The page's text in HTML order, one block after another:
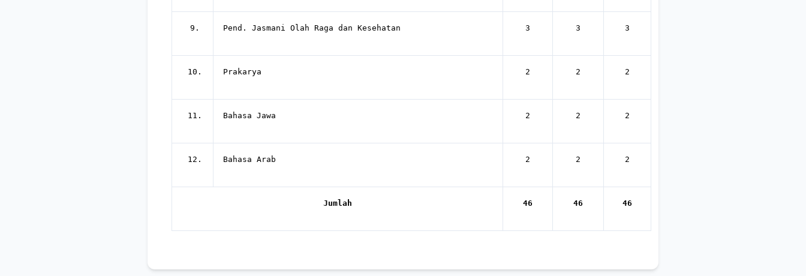
9. Pend. Jasmani Olah Raga dan Kesehatan 3 3 3
10. Prakarya 2 2 2
11. Bahasa Jawa 2 2 2
12. Bahasa Arab 2 2 2
Jumlah 46 46 46